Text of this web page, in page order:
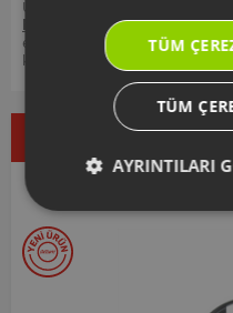
Ürününüz ile ilgili kullanım
https://
edebilir, ürünlerinizi ekleyip,
kolayca erişebilirsiniz.
TÜM
TÜM
AYRINTILARI